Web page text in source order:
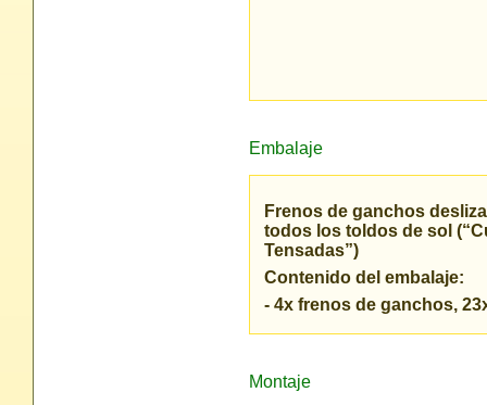
Embalaje
Frenos de ganchos
todos los toldos de sol
Tensadas”)
Contenido del embalaje:
- 4x frenos de ganchos,
Montaje